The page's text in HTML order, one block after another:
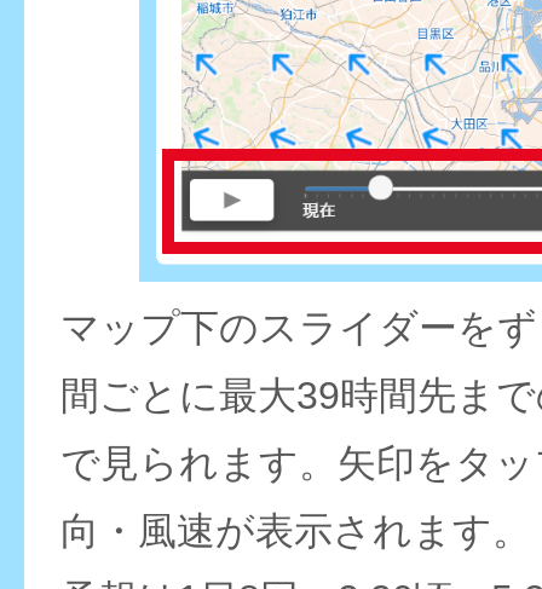
マップ下のスライダーを
間ごとに最大39時間先ま
で見られます。矢印をタ
向・風速が表示されます。